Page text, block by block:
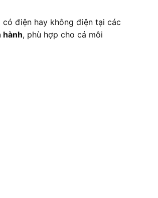
có điện hay không điện tại các
hành, phù hợp cho cả môi